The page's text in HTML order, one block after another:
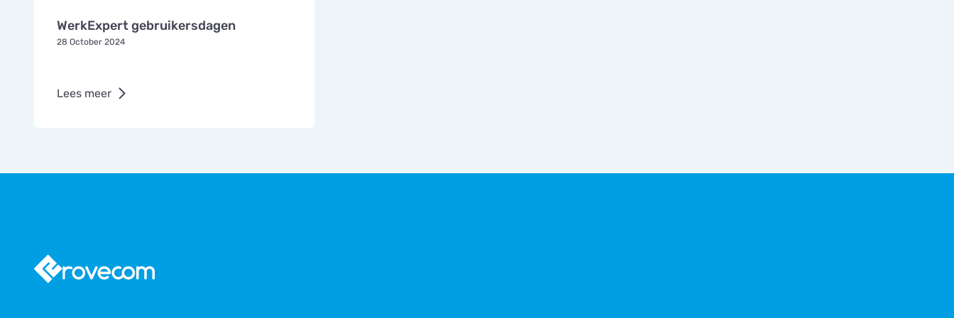
WerkExpert gebruikersdagen
28 October 2024
Lees meer